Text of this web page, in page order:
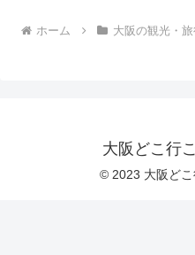
ホーム 大阪の観光・
大阪どこ行
© 2023 大阪ど